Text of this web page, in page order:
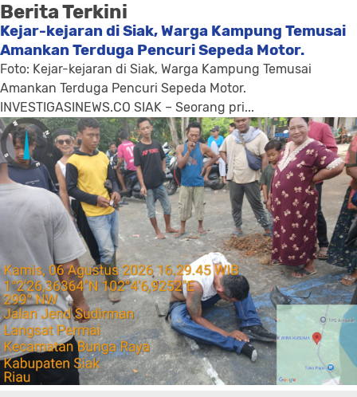
Berita Terkini
Kejar-kejaran di Siak, Warga Kampung Temusai
Amankan Terduga Pencuri Sepeda Motor.
Foto: Kejar-kejaran di Siak, Warga Kampung Temusai
Amankan Terduga Pencuri Sepeda Motor.
INVESTIGASINEWS.CO SIAK – Seorang pri...